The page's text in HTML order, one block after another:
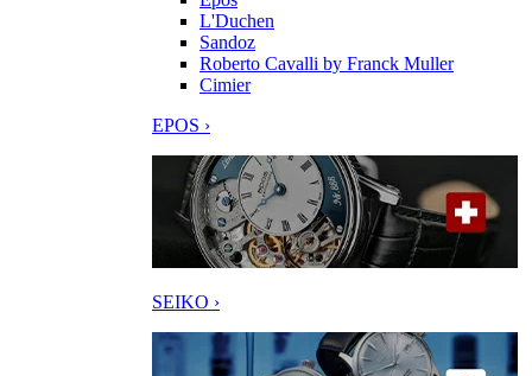
L'Duchen
Sandoz
Roberto Cavalli by Franck Muller
Cimier
EPOS ›
SEIKO ›